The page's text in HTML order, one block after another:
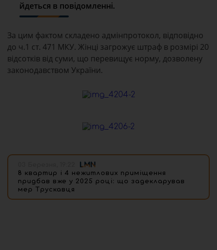
йдеться в повідомленні.
За цим фактом складено адмінпротокол, відповідно
до ч.1 ст. 471 МКУ. Жінці загрожує штраф в розмірі 20
відсотків від суми, що перевищує норму, дозволену
законодавством України.
8 квартир і 4 нежитлових приміщення
придбав вже у 2025 році: що задекларував
мер Трускавця